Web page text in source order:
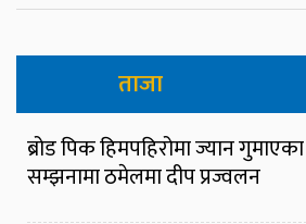
ताजा
ब्रोड पिक हिमपहिरोमा ज्यान
सम्झनामा ठमेलमा दीप प्रज्वलन